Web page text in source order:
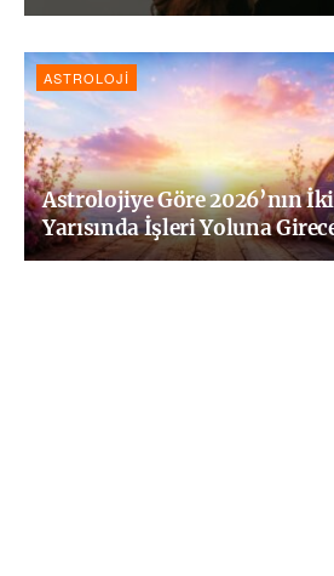
ASTROLOJI
Astrolojiye Göre 2026’nın
Yarısında İşleri Yoluna